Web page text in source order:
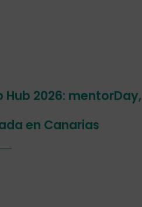
2026: mentorDay,
en Canarias